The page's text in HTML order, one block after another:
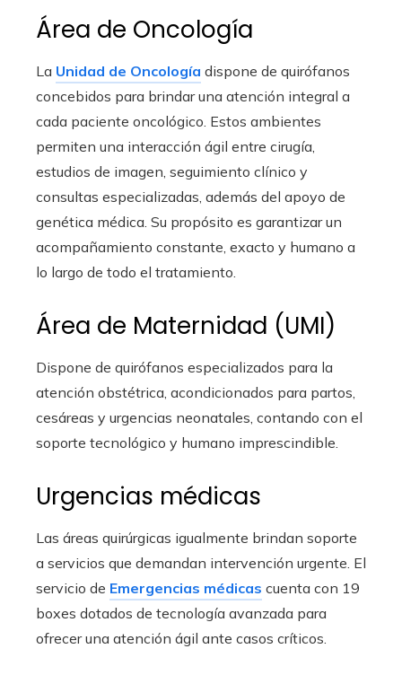
Área de Oncología
La Unidad de Oncología dispone de quirófanos
concebidos para brindar una atención integral a
cada paciente oncológico. Estos ambientes
permiten una interacción ágil entre cirugía,
estudios de imagen, seguimiento clínico y
consultas especializadas, además del apoyo de
genética médica. Su propósito es garantizar un
acompañamiento constante, exacto y humano a
lo largo de todo el tratamiento.
Área de Maternidad (UMI)
Dispone de quirófanos especializados para la
atención obstétrica, acondicionados para partos,
cesáreas y urgencias neonatales, contando con el
soporte tecnológico y humano imprescindible.
Urgencias médicas
Las áreas quirúrgicas igualmente brindan soporte
a servicios que demandan intervención urgente. El
servicio de Emergencias médicas cuenta con 19
boxes dotados de tecnología avanzada para
ofrecer una atención ágil ante casos críticos.